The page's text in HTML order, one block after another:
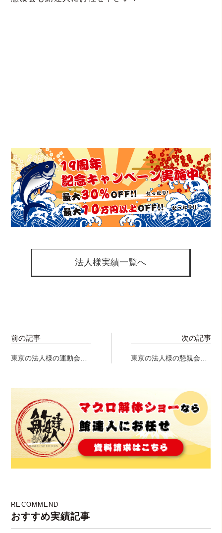
法人様実績一覧へ
前の記事
東京の法人様の運動会の
次の記事
東京の法人様の懇親会に
RECOMMEND
おすすめ実績記事